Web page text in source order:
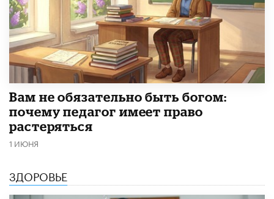
​Вам не обязательно быть богом:
почему педагог имеет право
растеряться
1 ИЮНЯ
ЗДОРОВЬЕ